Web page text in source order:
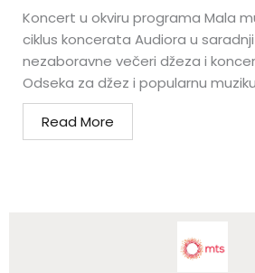
Koncert u okviru programa Mala
ciklus koncerata Audiora u saradnji
nezaboravne večeri džeza i
Odseka za džez i popularnu muziku
Read More